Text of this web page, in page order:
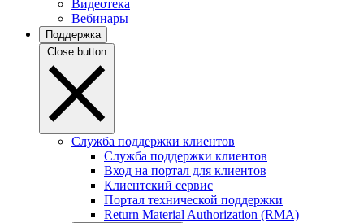
Видеотека
Вебинары
Поддержка
Close button
Служба поддержки клиентов
Служба поддержки клиентов
Вход на портал для клиентов
Клиентский сервис
Портал технической поддержки
Return Material Authorization (RMA)